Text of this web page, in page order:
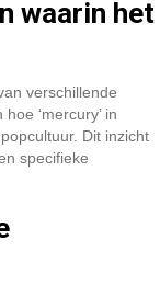
waarin het
verschillende
‘mercury’ in
Dit inzicht
specifieke